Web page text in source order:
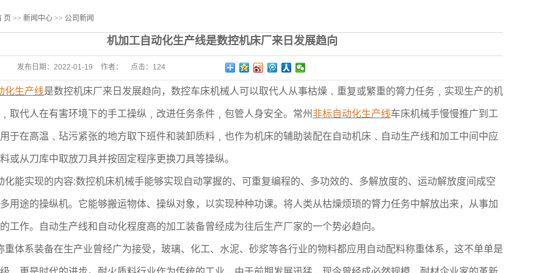
铝型材工作台
页 >> 新闻中心 >> 公司新闻
机加工自动化生产线是数控机床厂来日发展趋向
发布日期： 2022-01-19 作者： 点击： 124
化生产线是数控机床厂来日发展趋向，数控车床机械人可以取代人从事枯燥﹑重复或繁重的膂力任务﹐实现生产的机
取代人在有害环境下的手工操纵﹐改进任务条件﹐包管人身安全。常州非标自动化生产线车床机械手慢慢推广到工
于在高温﹑玷污紧张的地方取下班件和装卸质料﹐也作为机床的辅助装配在自动机床﹑自动生产线和加工中间中应
或从刀库中取放刀具并按固定程序更换刀具等操纵。
化能实现的内容:数控机床机械手能够实现自动掌握的、可重复编程的、多功效的、多解放度的、运动解放度间成空
用途的操纵机。它能够搬运物体、操纵对象，以实现种种功课。将人类从枯燥烦琐的膂力任务中解放出来，从事加
工作。自动生产线和自动化程度高的加工装备曾经成为往后生产厂家的一个势必趋向。
重体系装备在生产业曾经广为接受，玻璃、化工、水泥、砂浆等各行业的物料都应用自动配料称重体系，这不单单是